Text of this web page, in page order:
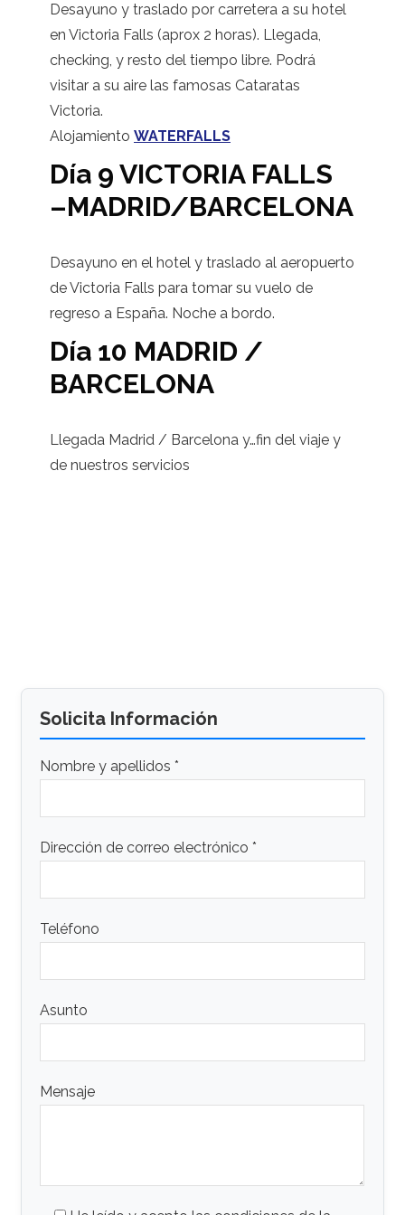
Desayuno y traslado por carretera a su hotel
en Victoria Falls (aprox 2 horas). Llegada,
checking, y resto del tiempo libre. Podrá
visitar a su aire las famosas Cataratas
Victoria.
Alojamiento WATERFALLS
Día 9 VICTORIA FALLS
–MADRID/BARCELONA
Desayuno en el hotel y traslado al aeropuerto
de Victoria Falls para tomar su vuelo de
regreso a España. Noche a bordo.
Día 10 MADRID /
BARCELONA
Llegada Madrid / Barcelona y…fin del viaje y
de nuestros servicios
Solicita Información
Nombre y apellidos *
Dirección de correo electrónico *
Teléfono
Asunto
Mensaje